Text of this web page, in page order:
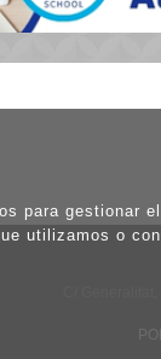
para gestionar
utilizamos o